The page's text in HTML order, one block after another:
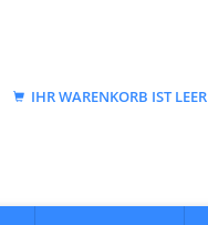
IHR WARENKORB IST LEER